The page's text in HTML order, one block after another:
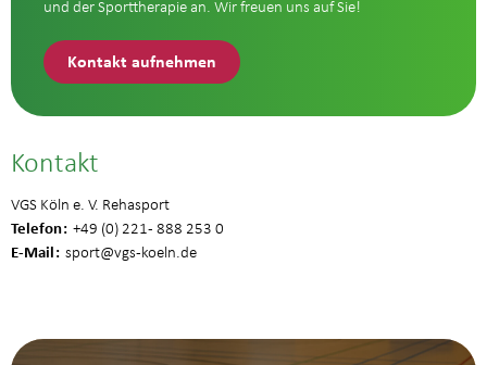
und der Sporttherapie an. Wir freuen uns auf Sie!
Kontakt aufnehmen
Kontakt
VGS Köln e. V. Rehasport
Telefon +49 (0) 221 - 888 253 0
E-Mail sport@vgs-koeln.de